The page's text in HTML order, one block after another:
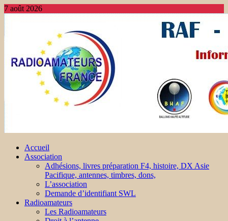
7 août 2026
Accueil
Association
Adhésions, livres préparation F4, histoire, DX Asie
Pacifique, antennes, timbres, dons,
L’association
Demande d’identifiant SWL
Radioamateurs
Les Radioamateurs